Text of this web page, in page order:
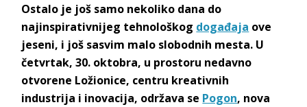
Ostalo je još samo nekoliko dana do
najinspirativnijeg tehnološkog događaja ove
jeseni, i još sasvim malo slobodnih mesta. U
četvrtak, 30. oktobra, u prostoru nedavno
otvorene Ložionice, centru kreativnih
industrija i inovacija, održava se Pogon, nova